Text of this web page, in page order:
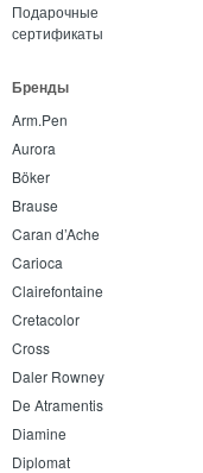
Подарочные
сертификаты
Бренды
Arm.Pen
Aurora
Böker
Brause
Caran d’Ache
Carioca
Clairefontaine
Cretacolor
Cross
Daler Rowney
De Atramentis
Diamine
Diplomat